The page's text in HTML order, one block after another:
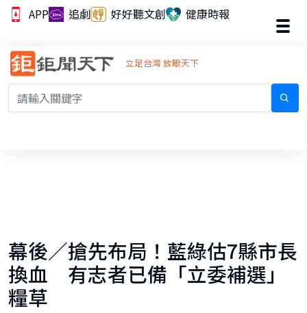
APP 追劇 好好聽文創 健康時報
立足台灣 放眼天下
幕後／搶先布局！藍綠估7縣市長
換血 有志者已備「立委補選」
糧草